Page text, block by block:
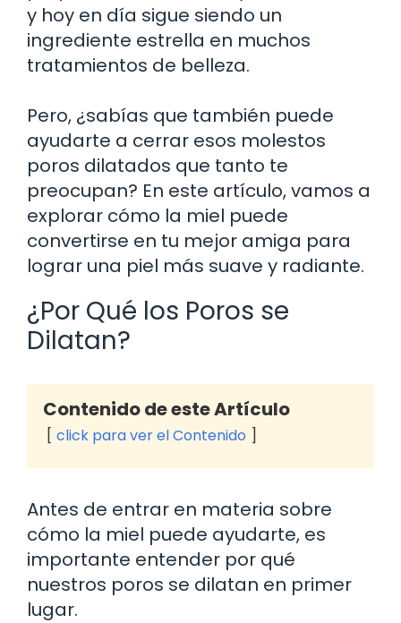
y hoy en día sigue siendo un
ingrediente estrella en muchos
tratamientos de belleza.
Pero, ¿sabías que también puede
ayudarte a cerrar esos molestos
poros dilatados que tanto te
preocupan? En este artículo, vamos a
explorar cómo la miel puede
convertirse en tu mejor amiga para
lograr una piel más suave y radiante.
¿Por Qué los Poros se
Dilatan?
Contenido de este Artículo
click para ver el Contenido
Antes de entrar en materia sobre
cómo la miel puede ayudarte, es
importante entender por qué
nuestros poros se dilatan en primer
lugar.